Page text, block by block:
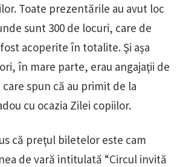
Toate prezentările au avut loc
sunt 300 de locuri, care de
acoperite în totalite. Şi aşa
în mare parte, erau angajaţii de
spun că au primit de la
cu ocazia Zilei copiilor.
că preţul biletelor este cam
de vară intitulată “Circul invită